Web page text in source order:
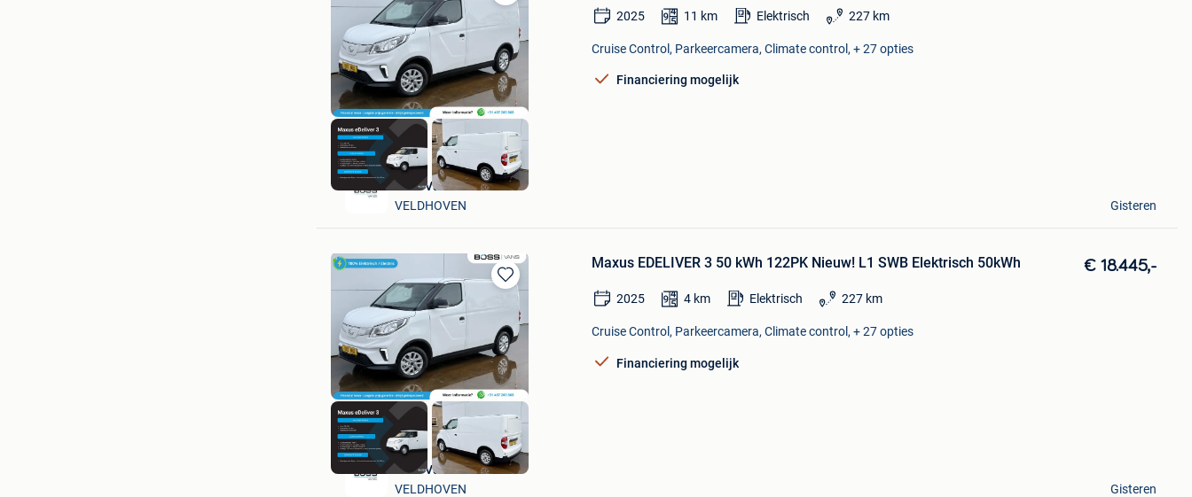
Bewaren
in
Mijn
Favorieten
2025 11 km Elektrisch 227 km
Cruise Control, Parkeercamera, Climate control, + 27 opties
Financiering mogelijk
Boss Vans
VELDHOVEN
Gisteren
Bewaren
in
Mijn
Favorieten
Maxus EDELIVER 3 50 kWh 122PK Nieuw! L1 SWB Elektrisch 50kWh € 18.445,-
2025 4 km Elektrisch 227 km
Cruise Control, Parkeercamera, Climate control, + 27 opties
Financiering mogelijk
Boss Vans
VELDHOVEN
Gisteren